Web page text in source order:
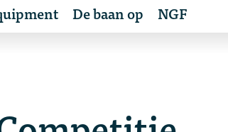
De baan op NGF